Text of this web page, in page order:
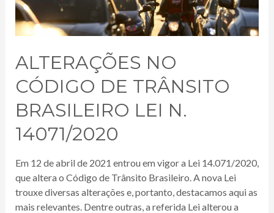
ALTERAÇÕES NO
CÓDIGO DE TRÂNSITO
BRASILEIRO LEI N.
14071/2020
Em 12 de abril de 2021 entrou em vigor a Lei 14.071/2020,
que altera o Código de Trânsito Brasileiro. A nova Lei
trouxe diversas alterações e, portanto, destacamos aqui as
mais relevantes. Dentre outras, a referida Lei alterou a